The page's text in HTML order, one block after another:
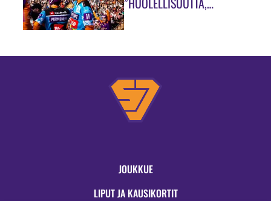
JOUKKUE
LIPUT JA KAUSIKORTIT